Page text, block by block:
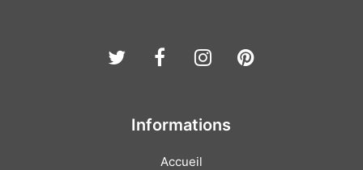
TwitterFacebook
Instagram
Pinterest
Informations
Accueil